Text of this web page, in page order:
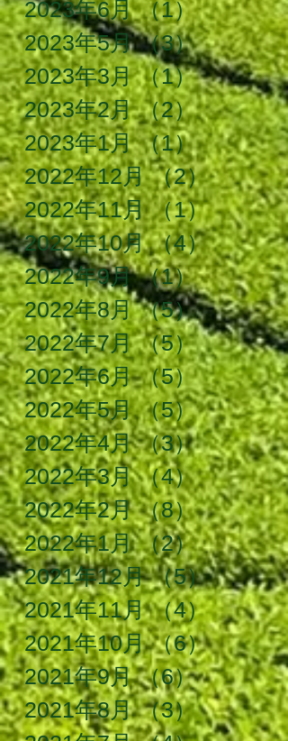
2023年6月 （1）1件の記事
2023年5月 （3）3件の記事
2023年3月 （1）1件の記事
2023年2月 （2）2件の記事
2023年1月 （1）1件の記事
2022年12月 （2）2件の記
2022年11月 （1）1件の記
2022年10月 （4）4件の記
2022年9月 （1）1件の記事
2022年8月 （5）5件の記事
2022年7月 （5）5件の記事
2022年6月 （5）5件の記事
2022年5月 （5）5件の記事
2022年4月 （3）3件の記事
2022年3月 （4）4件の記事
2022年2月 （8）8件の記事
2022年1月 （2）2件の記事
2021年12月 （5）5件の記
2021年11月 （4）4件の記
2021年10月 （6）6件の記
2021年9月 （6）6件の記事
2021年8月 （3）3件の記事